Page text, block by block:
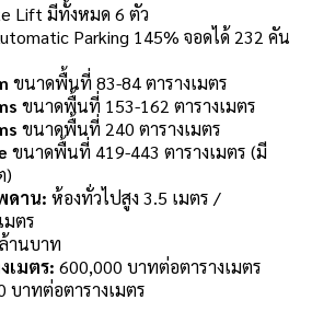
Lift มีทั้งหมด 6 ตัว
Parking 145% จอดได้ 232 คัน
ขนาดพื้นที่ 83-84 ตารางเมตร
ขนาดพื้นที่ 153-162 ตารางเมตร
ขนาดพื้นที่ 240 ตารางเมตร
ขนาดพื้นที่ 419-443 ตารางเมตร (มี
)
ดาน: ห้องทั่วไปสูง 3.5 เมตร /
มตร
านบาท
เมตร: 600,000 บาทต่อตารางเมตร
บาทต่อตารางเมตร